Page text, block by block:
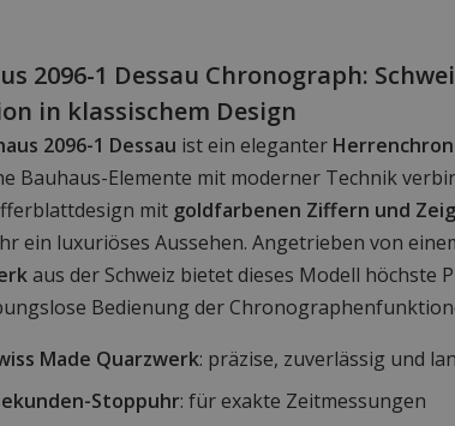
2096-1 Dessau Chronograph:
in klassischem Design
2096-1 Dessau ist ein eleganter
Bauhaus-Elemente mit moderner Technik
mit goldfarbenen Ziffern und
ein luxuriöses Aussehen. Angetrieben von
aus der Schweiz bietet dieses Modell höchste
Bedienung der
Made Quarzwerk: präzise, zuverlässig und
Stoppuhr: für exakte Zeitmessungen